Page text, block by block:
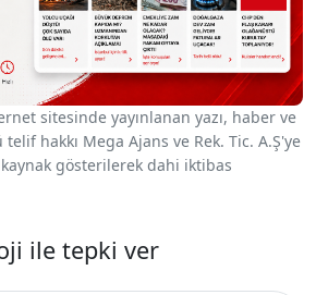
sitesinde yayınlanan yazı, haber ve
hakkı Mega Ajans ve Rek. Tic. A.Ş'ye
gösterilerek dahi iktibas
ile tepki ver